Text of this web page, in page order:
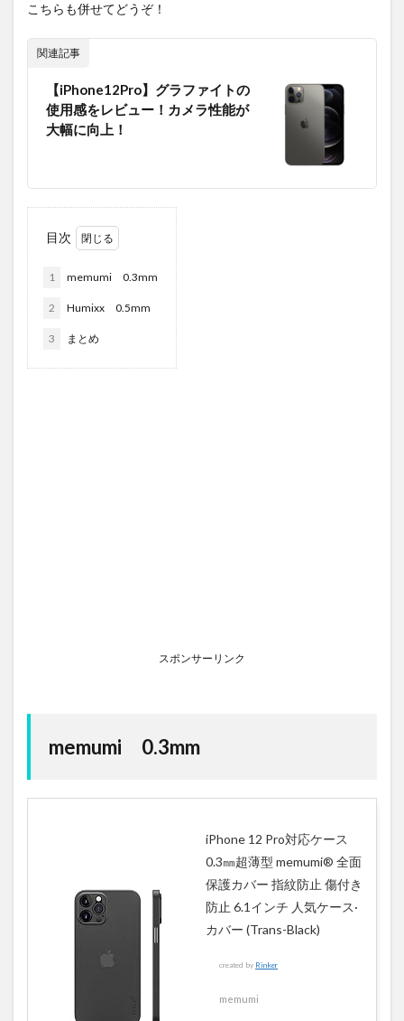
こちらも併せてどうぞ！
関連記事
【iPhone12Pro】グラファイトの
使用感をレビュー！カメラ性能が
大幅に向上！
目次
1 memumi 0.3mm
2 Humixx 0.5mm
3 まとめ
スポンサーリンク
memumi 0.3mm
iPhone 12 Pro対応ケース
0.3㎜超薄型 memumi® 全面
保護カバー 指紋防止 傷付き
防止 6.1インチ 人気ケース·
カバー (Trans-Black)
created by Rinker
memumi